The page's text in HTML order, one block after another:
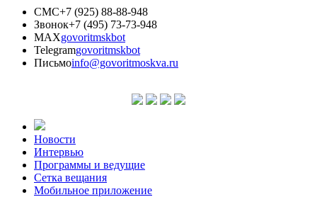
СМС+7 (925) 88-88-948
Звонок+7 (495) 73-73-948
MAXgovoritmskbot
Telegramgovoritmskbot
Письмоinfo@govoritmoskva.ru
Новости
Интервью
Программы и ведущие
Сетка вещания
Мобильное приложение